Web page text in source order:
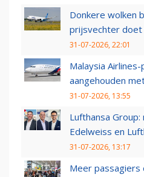
Donkere wolken
prijsvechter
31-07-2026, 22:01
Malaysia
aangehouden
31-07-2026, 13:55
Lufthansa Group:
Edelweiss en
31-07-2026, 13:17
Meer passagiers